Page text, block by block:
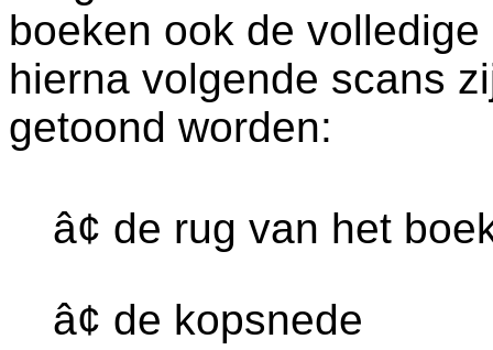
boeken ook de
hierna volgende scans
getoond worden:
â¢ de rug van het
â¢ de kopsnede